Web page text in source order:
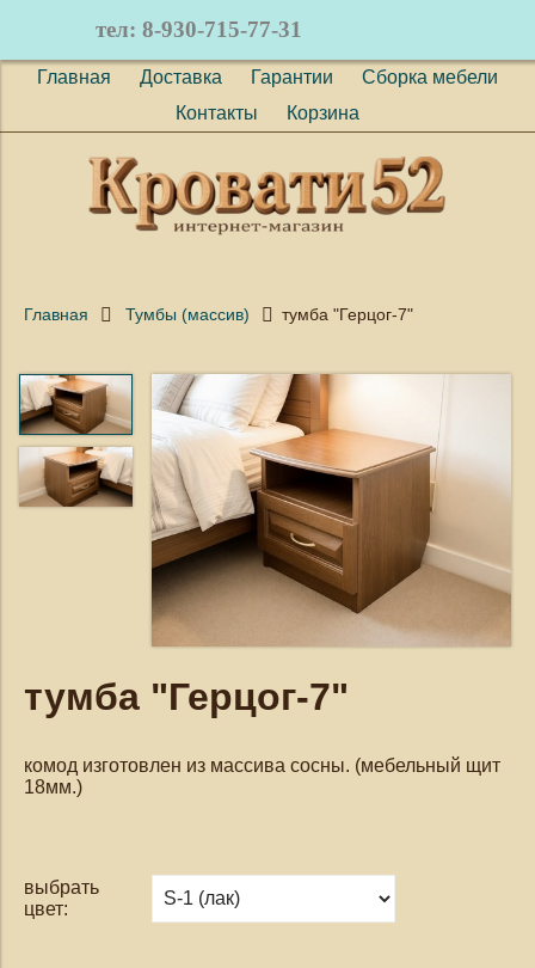
тел: 8-930-715-77-31
Главная Доставка Гарантии
Сборка мебели
Контакты
Корзина
Главная Тумбы (массив) тумба "Герцог-7"
тумба "Герцог-7"
комод изготовлен из массива сосны. (мебельный щит
18мм.)
выбрать
цвет: